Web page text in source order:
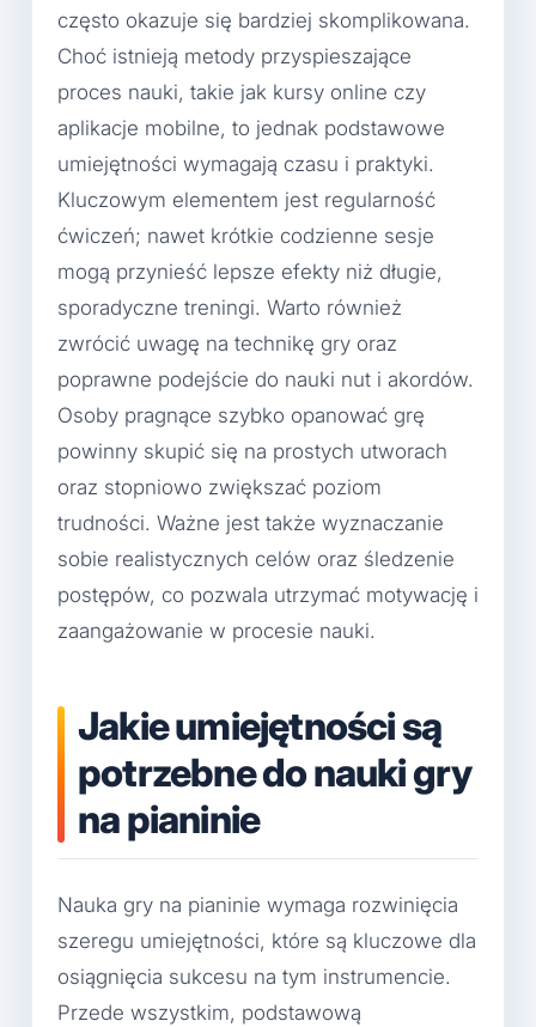
często okazuje się bardziej skomplikowana.
Choć istnieją metody przyspieszające
proces nauki, takie jak kursy online czy
aplikacje mobilne, to jednak podstawowe
umiejętności wymagają czasu i praktyki.
Kluczowym elementem jest regularność
ćwiczeń; nawet krótkie codzienne sesje
mogą przynieść lepsze efekty niż długie,
sporadyczne treningi. Warto również
zwrócić uwagę na technikę gry oraz
poprawne podejście do nauki nut i akordów.
Osoby pragnące szybko opanować grę
powinny skupić się na prostych utworach
oraz stopniowo zwiększać poziom
trudności. Ważne jest także wyznaczanie
sobie realistycznych celów oraz śledzenie
postępów, co pozwala utrzymać motywację i
zaangażowanie w procesie nauki.
Jakie umiejętności są
potrzebne do nauki gry
na pianinie
Nauka gry na pianinie wymaga rozwinięcia
szeregu umiejętności, które są kluczowe dla
osiągnięcia sukcesu na tym instrumencie.
Przede wszystkim, podstawową